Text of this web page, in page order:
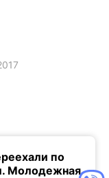
по
Молодежная,